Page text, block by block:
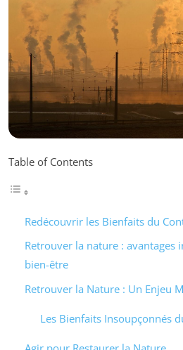
Table of Contents
Redécouvrir les Bienfaits du
Retrouver la nature : avantages
bien-être
Retrouver la Nature : Un Enjeu
Les Bienfaits Insoupçonnés